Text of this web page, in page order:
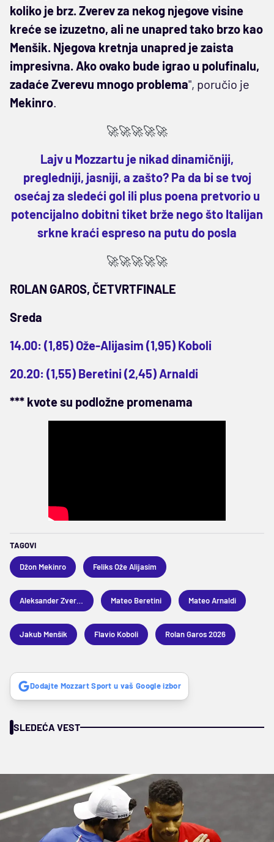
koliko je brz. Zverev za nekog njegove visine
kreće se izuzetno, ali ne unapred tako brzo kao
Menšik. Njegova kretnja unapred je zaista
impresivna. Ako ovako bude igrao u polufinalu,
zadaće Zverevu mnogo problema", poručio je
Mekinro.
🚀🚀🚀🚀🚀
Lajv u Mozzartu je nikad dinamičniji,
pregledniji, jasniji, a zašto? Pa da bi se tvoj
osećaj za sledeći gol ili plus poena pretvorio u
potencijalno dobitni tiket brže nego što Italijan
srkne kraći espreso na putu do posla
🚀🚀🚀🚀🚀
ROLAN GAROS, ČETVRTFINALE
Sreda
14.00: (1,85) Ože-Alijasim (1,95) Koboli
20.20: (1,55) Beretini (2,45) Arnaldi
*** kvote su podložne promenama
TAGOVI
Džon Mekinro Feliks Ože Alijasim
Mateo Beretini Mateo Arnaldi
Jakub Menšik Flavio Koboli Rolan Garos 2026
Dodajte Mozzart Sport u vaš Google izbor
SLEDEĆA VEST